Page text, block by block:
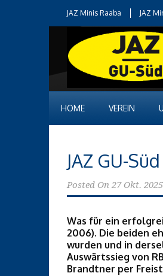
JAZ Minis Raaba JAZ
HOME VEREIN
JAZ GU-
Posted On 27 Okt. 2025
Was für ein
2006). Die beiden
wurden und in
Auswärtssieg von
Brandtner per